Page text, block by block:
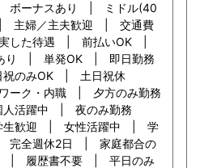
ボーナスあり | ミドル(40
主婦／主夫歓迎 | 交通費
した待遇 | 前払いOK |
あり | 単発OK | 即日勤務
のみOK | 土日祝休
ク・内職 | 夕方のみ勤務
活躍中 | 夜のみ勤務
歓迎 | 女性活躍中 | 学
全週休2日 | 家庭都合の
| 履歴書不要 | 平日のみ